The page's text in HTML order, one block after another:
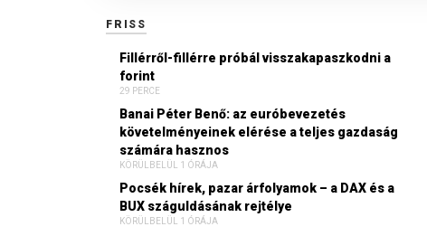
FRISS
Fillérről-fillérre próbál visszakapaszkodni a
forint
29 PERCE
Banai Péter Benő: az euróbevezetés
követelményeinek elérése a teljes gazdaság
számára hasznos
KÖRÜLBELÜL 1 ÓRÁJA
Pocsék hírek, pazar árfolyamok – a DAX és a
BUX száguldásának rejtélye
KÖRÜLBELÜL 1 ÓRÁJA